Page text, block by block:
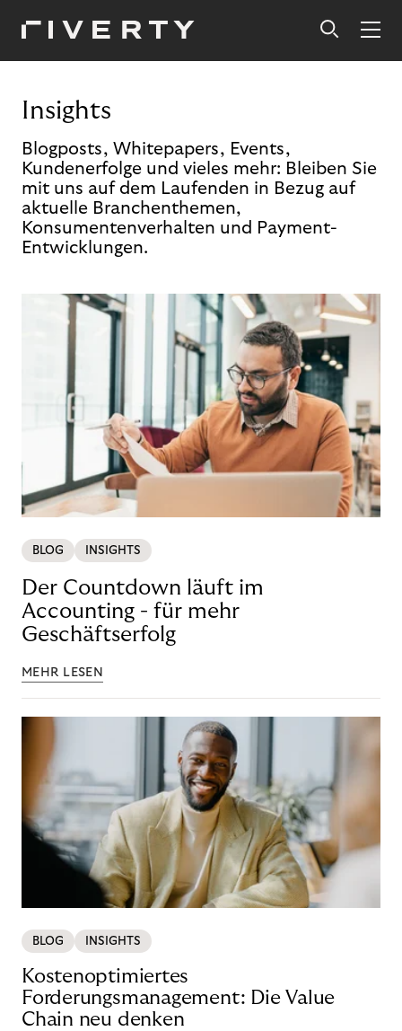
Insights
Blogposts, Whitepapers, Events,
Kundenerfolge und vieles mehr: Bleiben Sie
mit uns auf dem Laufenden in Bezug auf
aktuelle Branchenthemen,
Konsumentenverhalten und Payment-
Entwicklungen.
BLOG INSIGHTS
Der Countdown läuft im
Accounting - für mehr
Geschäftserfolg
MEHR LESEN
BLOG INSIGHTS
Kostenoptimiertes
Forderungsmanagement: Die Value
Chain neu denken